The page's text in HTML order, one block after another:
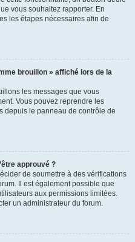
vous souhaitez rapporter. En
les étapes nécessaires afin de
brouillon » affiché lors de la
les messages que vous
Vous pouvez reprendre les
depuis le panneau de contrôle de
approuvé ?
de soumettre à des vérifications
Il est également possible que
aux permissions limitées.
un administrateur du forum.